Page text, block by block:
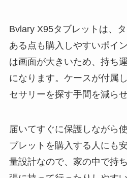
Bvlary X95タブレットは、
ある点も購入しやすいポイ
は画面が大きいため、持ち
になります。ケースが付属
セサリーを探す手間を減らせ
届いてすぐに保護しながら
ブレットを購入する人にも
量設計なので、家の中で持